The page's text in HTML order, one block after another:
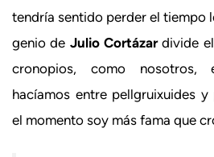
tendría sentido perder el tiempo
genio de Julio Cortázardivide el
cronopios, como nosotros,
hacíamos entre pellgruixuides
el momento soy más fama que